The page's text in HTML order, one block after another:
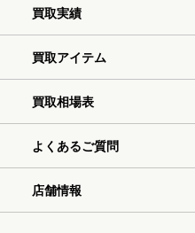
買取実績
買取アイテム
買取相場表
よくあるご質問
店舗情報